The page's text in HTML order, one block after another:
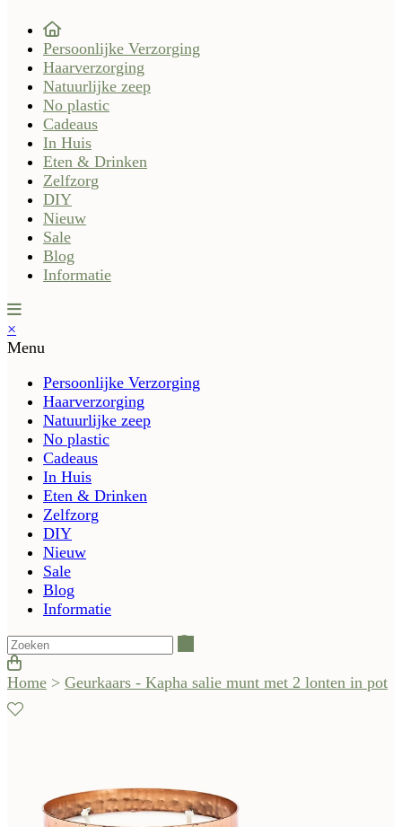
Persoonlijke Verzorging
Haarverzorging
Natuurlijke zeep
No plastic
Cadeaus
In Huis
Eten & Drinken
Zelfzorg
DIY
Nieuw
Sale
Blog
Informatie
×
Menu
Persoonlijke Verzorging
Haarverzorging
Natuurlijke zeep
No plastic
Cadeaus
In Huis
Eten & Drinken
Zelfzorg
DIY
Nieuw
Sale
Blog
Informatie
Home > Geurkaars - Kapha salie munt met 2 lonten in pot